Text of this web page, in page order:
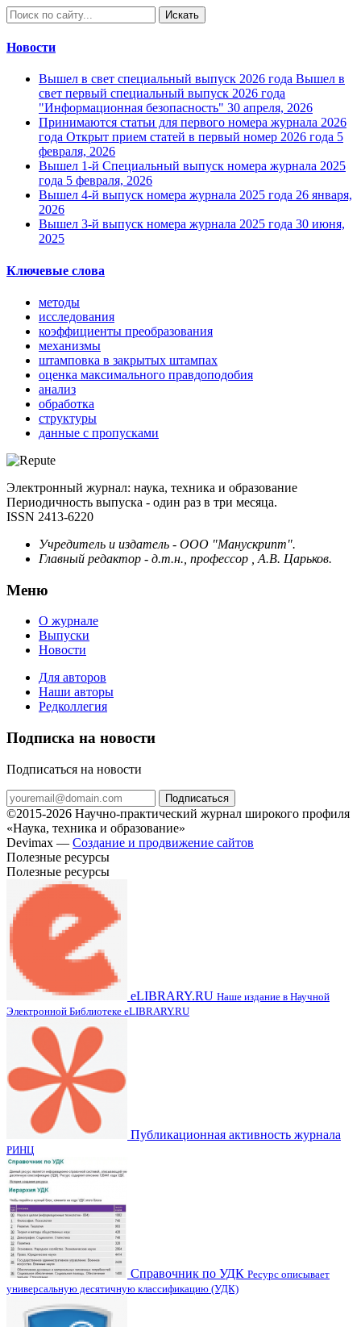
Искать
Новости
Вышел в свет специальный выпуск 2026 года Вышел в
свет первый специальный выпуск 2026 года
"Информационная безопасность" 30 апреля, 2026
Принимаются статьи для первого номера журнала 2026
года Открыт прием статей в первый номер 2026 года 5
февраля, 2026
Вышел 1-й Специальный выпуск номера журнала 2025
года 5 февраля, 2026
Вышел 4-й выпуск номера журнала 2025 года 26 января,
2026
Вышел 3-й выпуск номера журнала 2025 года 30 июня,
2025
Ключевые слова
методы
исследования
коэффициенты преобразования
механизмы
штамповка в закрытых штампах
оценка максимального правдоподобия
анализ
обработка
структуры
данные с пропусками
Электронный журнал: наука, техника и образование
Периодичность выпуска - один раз в три месяца.
ISSN 2413-6220
Учредитель и издатель - ООО "Манускрипт".
Главный редактор - д.т.н., профессор , А.В. Царьков.
Меню
О журнале
Выпуски
Новости
Для авторов
Наши авторы
Редколлегия
Подписка на новости
Подписаться на новости
Подписаться
©2015-2026 Научно-практический журнал широкого профиля
«Наука, техника и образование»
Devimax — Создание и продвижение сайтов
Полезные ресурсы
Полезные ресурсы
eLIBRARY.RU Наше издание в Научной
Электронной Библиотеке eLIBRARY.RU
Публикационная активность журнала
РИНЦ
Справочник по УДК Ресурс описывает
универсальную десятичную классификацию (УДК)